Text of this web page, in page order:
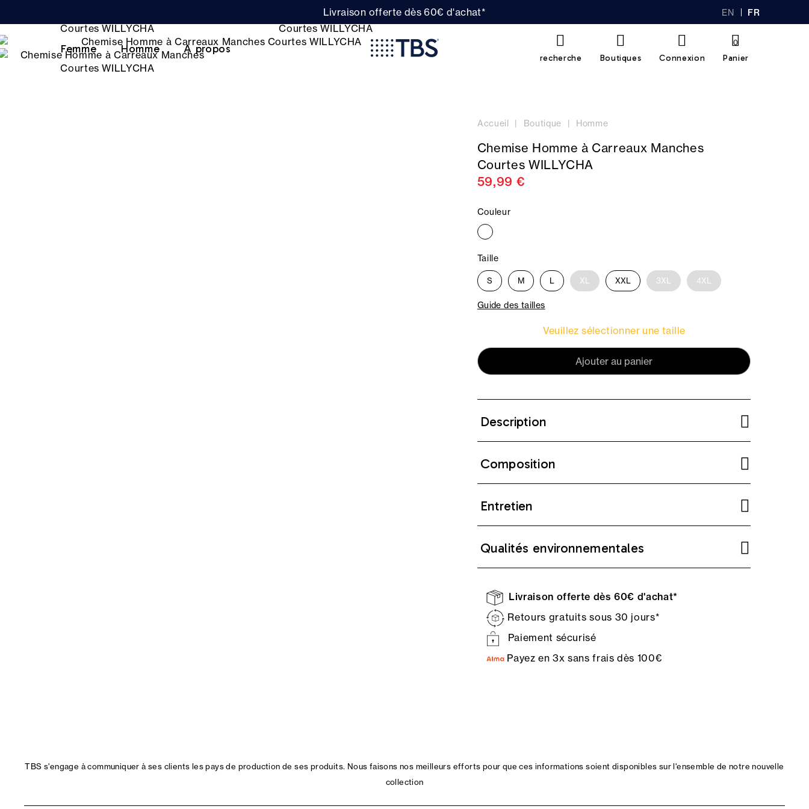
Livraison offerte dès 60€ d'achat* EN FR
Femme Homme A propos
recherche Boutiques Connexion Panier
0
Accueil Boutique Homme
Chemise Homme à Carreaux Manches
Courtes WILLYCHA
59,99 €
Couleur
Taille
S M L XL XXL 3XL 4XL
Guide des tailles
Veuillez sélectionner une taille
Ajouter au panier
Description
Composition
Entretien
Qualités environnementales
Livraison offerte dès 60€ d'achat*
Retours gratuits sous 30 jours*
Paiement sécurisé
Payez en 3x sans frais dès 100€
TBS s'engage à communiquer à ses clients les pays de production de ses produits. Nous faisons nos meilleurs efforts pour que ces informations soient disponibles sur l'ensemble de notre nouvelle
collection